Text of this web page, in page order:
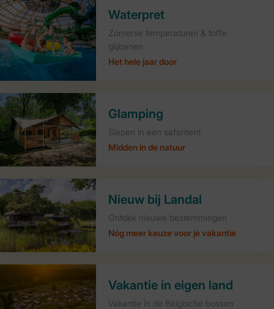
Waterpret
Zomerse temperaturen & toffe
glijbanen
Het hele jaar door
Glamping
Slapen in een safaritent
Midden in de natuur
Nieuw bij Landal
Ontdek nieuwe bestemmingen
Nóg meer keuze voor je vakantie
Vakantie in eigen land
Vakantie in de Belgische bossen